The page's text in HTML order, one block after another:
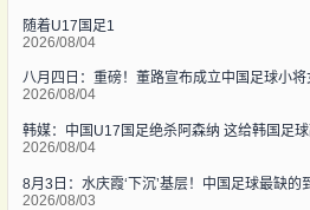
随着U17国足1
2026/08/04
2026/08/04
韩媒：中国U17国足绝杀阿森纳 这给韩国足
2026/08/04
8月3日：水庆霞‘下沉’基层！中国足球最缺的
2026/08/03